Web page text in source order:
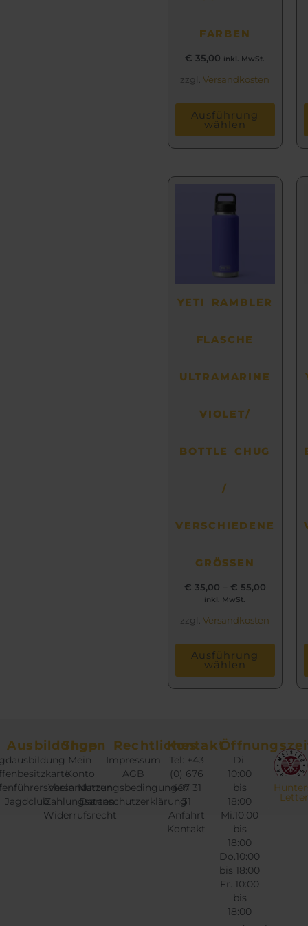
FARBEN
€ 35,00 inkl. MwSt.
zzgl.Versandkosten
Ausführung
wählen
YETI RAMBLER
FLASCHE
ULTRAMARINE
VIOLET/
BOTTLE CHUG
/
VERSCHIEDENE
GRÖSSEN
€ 35,00 – € 55,00
inkl. MwSt.
zzgl.Versandkosten
Ausführung
wählen
Produkt
weist
Die
Optionen
auf
gewählt
Ausbildungen
Jagdclub
Shop
Mein
Konto
Versandarten
Zahlungsarten
Widerrufsrecht
Rechtliches
Impressum
AGB
Nutzungsbedingungen
Datenschutzerklärung
Kontakt
Tel: +43
(0) 676
407 31
31
Anfahrt
Kontakt
Di.
10:00
bis
18:00
Mi.10:00
bis
18:00
Do.10:00
bis 18:00
Fr. 10:00
bis
18:00